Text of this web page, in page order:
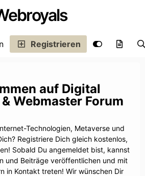
Registrieren
Digital
Webmaster Forum
Technologien, Metaverse und
Registriere Dich gleich kostenlos,
Sobald Du angemeldet bist, kannst
und Beiträge veröffentlichen und mit
in Kontakt treten! Wir wünschen Dir